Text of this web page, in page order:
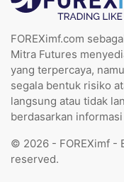
FOREXimf.com
Mitra Futures
yang terpercaya,
segala bentuk risiko
langsung atau tidak
berdasarkan
© 2026 - FOREXimf -
reserved.